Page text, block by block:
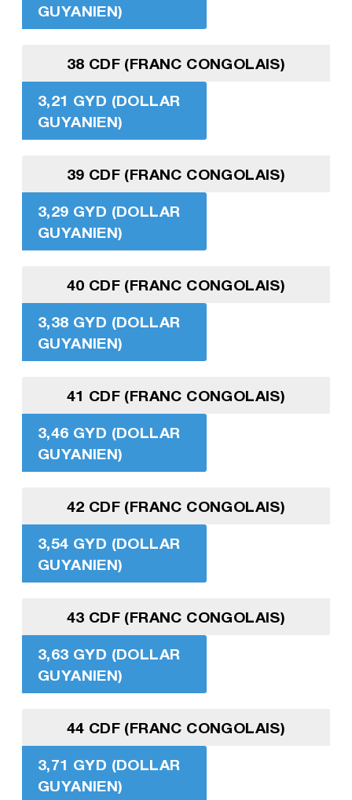
GUYANIEN)
38 CDF (FRANC CONGOLAIS)
3,21 GYD (DOLLAR
GUYANIEN)
39 CDF (FRANC CONGOLAIS)
3,29 GYD (DOLLAR
GUYANIEN)
40 CDF (FRANC CONGOLAIS)
3,38 GYD (DOLLAR
GUYANIEN)
41 CDF (FRANC CONGOLAIS)
3,46 GYD (DOLLAR
GUYANIEN)
42 CDF (FRANC CONGOLAIS)
3,54 GYD (DOLLAR
GUYANIEN)
43 CDF (FRANC CONGOLAIS)
3,63 GYD (DOLLAR
GUYANIEN)
44 CDF (FRANC CONGOLAIS)
3,71 GYD (DOLLAR
GUYANIEN)